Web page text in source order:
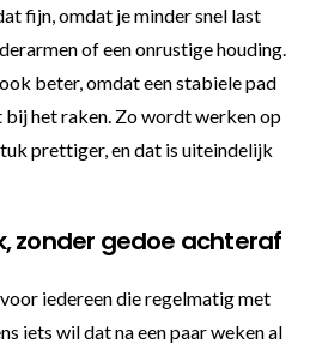
fijn, omdat je minder snel last
of een onrustige houding.
beter, omdat een stabiele pad
het raken. Zo wordt werken op
prettiger, en dat is uiteindelijk
zonder gedoe achteraf
iedereen die regelmatig met
iets wil dat na een paar weken al